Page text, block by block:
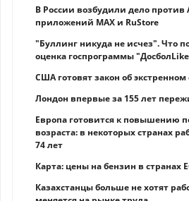
В России возбудили дело против
приложений MAX и RuStore
"Буллинг никуда не исчез". Что
оценка госпрограммы
США готовят закон об
Лондон впервые за 155 лет
Европа готовится к повышению
возраста: в некоторых странах
74 лет
Карта: цены на бензин в странах
Казахстанцы больше не хотят